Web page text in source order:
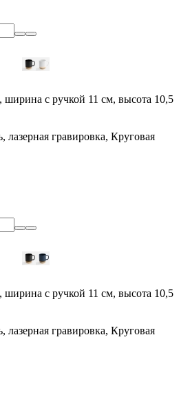
ширина с ручкой 11 см, высота 10,5
лазерная гравировка, Круговая
ширина с ручкой 11 см, высота 10,5
лазерная гравировка, Круговая